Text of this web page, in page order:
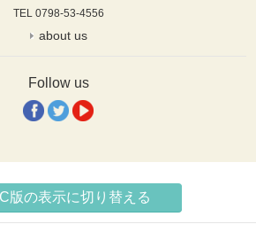
TEL 0798-53-4556
about us
Follow us
版の表示に切り替える